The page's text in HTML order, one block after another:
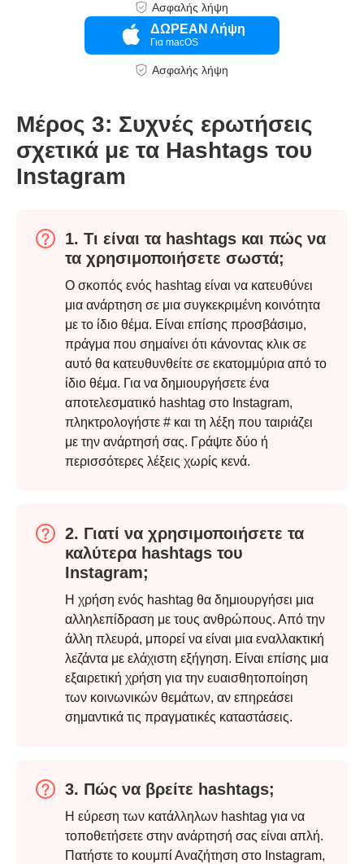
Βήμα 2.
Βήμα 3.
Ασφαλής λήψη
ΔΩΡΕΑΝ Λήψη
Για macOS
Ασφαλής λήψη
Μέρος 3: Συχνές ερωτήσεις
σχετικά με τα Hashtags του
Instagram
1. Τι είναι τα hashtags και πώς να
τα χρησιμοποιήσετε σωστά;
Ο σκοπός ενός hashtag είναι να κατευθύνει
μια ανάρτηση σε μια συγκεκριμένη κοινότητα
με το ίδιο θέμα. Είναι επίσης προσβάσιμο,
πράγμα που σημαίνει ότι κάνοντας κλικ σε
αυτό θα κατευθυνθείτε σε εκατομμύρια από το
ίδιο θέμα. Για να δημιουργήσετε ένα
αποτελεσματικό hashtag στο Instagram,
πληκτρολογήστε # και τη λέξη που ταιριάζει
με την ανάρτησή σας. Γράψτε δύο ή
περισσότερες λέξεις χωρίς κενά.
2. Γιατί να χρησιμοποιήσετε τα
καλύτερα hashtags του
Instagram;
Η χρήση ενός hashtag θα δημιουργήσει μια
αλληλεπίδραση με τους ανθρώπους. Από την
άλλη πλευρά, μπορεί να είναι μια εναλλακτική
λεζάντα με ελάχιστη εξήγηση. Είναι επίσης μια
εξαιρετική χρήση για την ευαισθητοποίηση
των κοινωνικών θεμάτων, αν επηρεάσει
σημαντικά τις πραγματικές καταστάσεις.
3. Πώς να βρείτε hashtags;
Η εύρεση των κατάλληλων hashtag για να
τοποθετήσετε στην ανάρτησή σας είναι απλή.
Πατήστε το κουμπί Αναζήτηση στο Instagram,